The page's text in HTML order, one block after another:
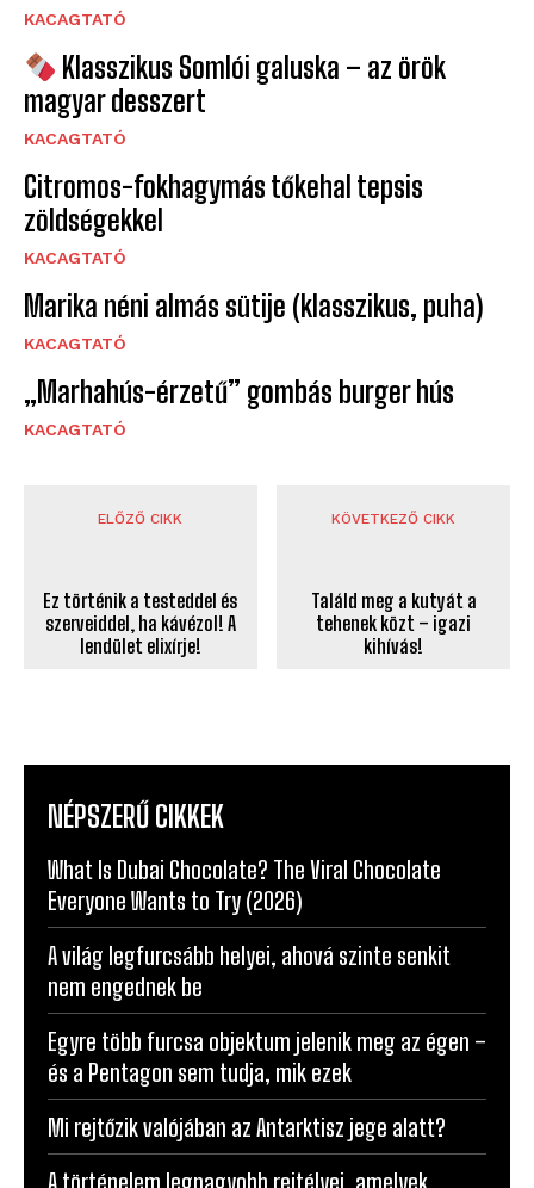
KACAGTATÓ
Klasszikus Somlói galuska – az örök
magyar desszert
KACAGTATÓ
Citromos-fokhagymás tőkehal tepsis
zöldségekkel
KACAGTATÓ
Marika néni almás sütije (klasszikus, puha)
KACAGTATÓ
„Marhahús-érzetű” gombás burger hús
KACAGTATÓ
ELŐZŐ CIKK
Ez történik a testeddel és
KÖVETKEZŐ CIKK
Találd meg a kutyát a
NÉPSZERŰ CIKKEK
What Is Dubai Chocolate? The Viral Chocolate
Everyone Wants to Try (2026)
A világ legfurcsább helyei, ahová szinte senkit
nem engednek be
Egyre több furcsa objektum jelenik meg az égen –
és a Pentagon sem tudja, mik ezek
Mi rejtőzik valójában az Antarktisz jege alatt?